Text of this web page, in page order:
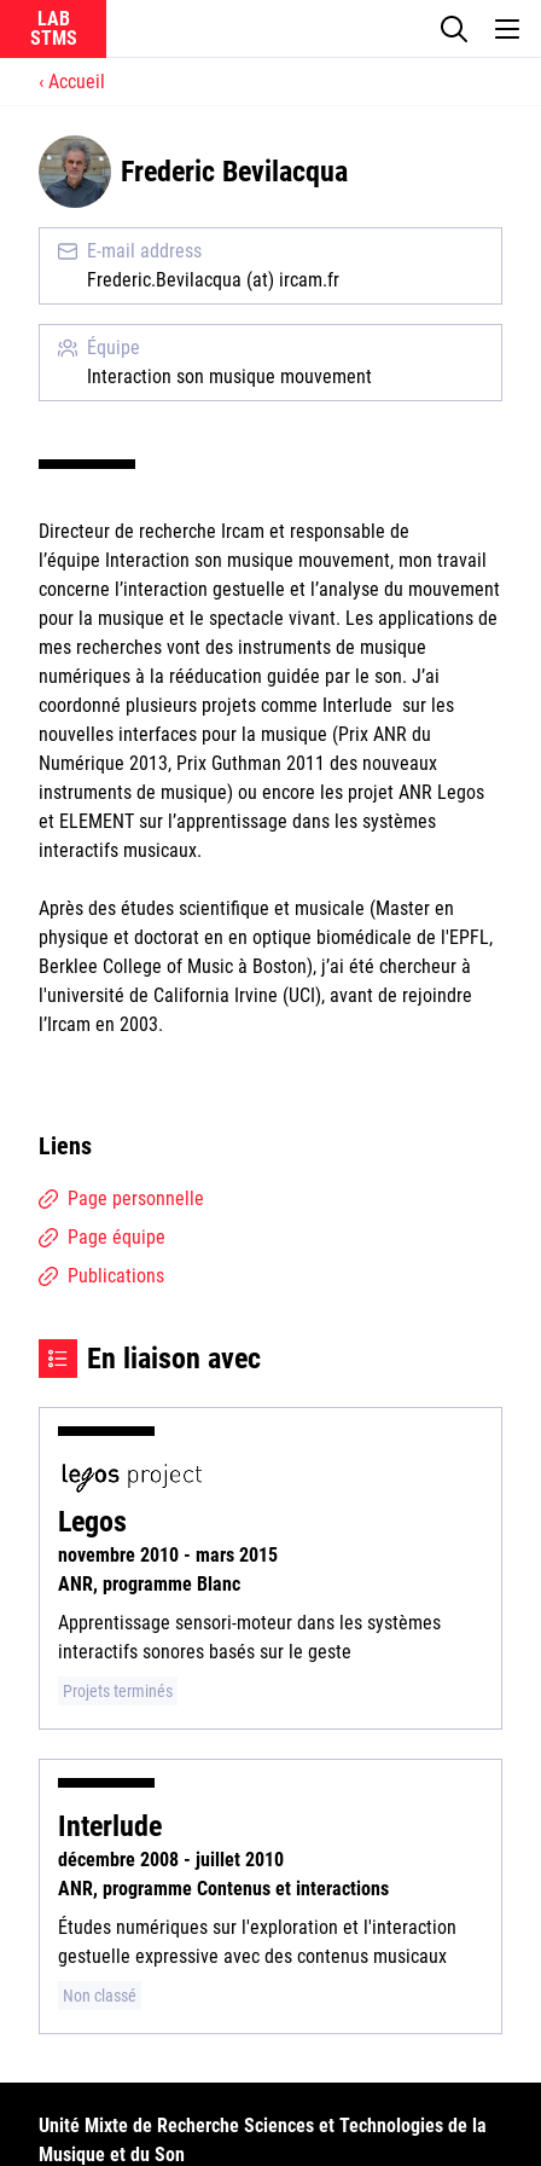
LAB
Ircam
Sorbonne Université
Ministère de la Culture
Rester informé
Offres d'emplois/stages
Login/Signup
La recherche
Actualités
Équipes
Accueil
Frederic Bevilacqua
E-mail address
Frederic.Bevilacqua (at) ircam.fr
Équipe
Interaction son musique mouvement
Directeur de recherche Ircam et responsable de
l’équipe Interaction son musique mouvement, mon travail
concerne l’interaction gestuelle et l’analyse du mouvement
pour la musique et le spectacle vivant. Les applications de
mes recherches vont des instruments de musique
numériques à la rééducation guidée par le son. J’ai
coordonné plusieurs projets comme Interlude sur les
nouvelles interfaces pour la musique (Prix ANR du
Numérique 2013, Prix Guthman 2011 des nouveaux
instruments de musique) ou encore les projet ANR Legos
et ELEMENT sur l’apprentissage dans les systèmes
interactifs musicaux.
Après des études scientifique et musicale (Master en
physique et doctorat en en optique biomédicale de l'EPFL,
Berklee College of Music à Boston), j’ai été chercheur à
l'université de California Irvine (UCI), avant de rejoindre
l’Ircam en 2003.
Liens
Page personnelle
Page équipe
Publications
En liaison avec
Legos
novembre 2010 - mars 2015
ANR, programme Blanc
Apprentissage sensori-moteur dans les systèmes
interactifs sonores basés sur le geste
Projets terminés
Interlude
décembre 2008 - juillet 2010
ANR, programme Contenus et interactions
Études numériques sur l'exploration et l'interaction
gestuelle expressive avec des contenus musicaux
Non classé
Unité Mixte de Recherche Sciences et Technologies de la
Musique et du Son